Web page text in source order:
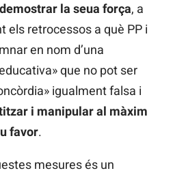
la seua força, a
els retrocessos a què PP i
en nom d’una
que no pot ser
igualment falsa i
i manipular al màxim
favor.
mesures és un